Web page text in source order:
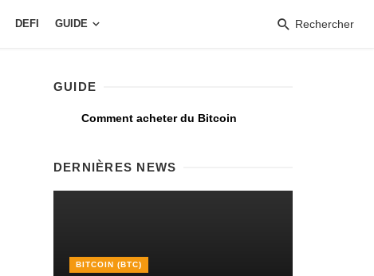
DEFI GUIDE Rechercher
GUIDE
Comment acheter du Bitcoin
DERNIÈRES NEWS
BITCOIN (BTC)